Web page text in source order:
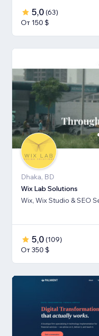
5,0 (63)
От 150 $
Dhaka, BD
Wix Lab Solutions
Wix, Wix Studio & SEO
5,0 (109)
От 350 $